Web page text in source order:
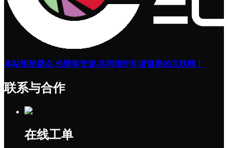
本站拒绝露点,色情等资源,共同维护和谐健康的互联网！
联系与合作
在线工单